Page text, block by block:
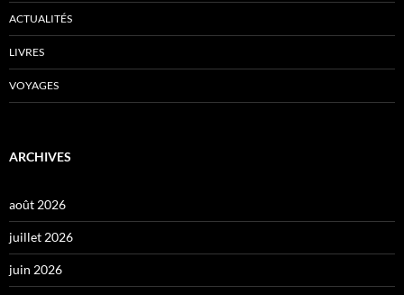
ACTUALITÉS
LIVRES
VOYAGES
ARCHIVES
août 2026
juillet 2026
juin 2026